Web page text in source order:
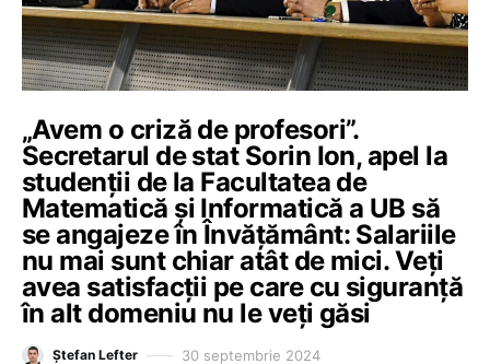
„Avem o criză de profesori”.
Secretarul de stat Sorin Ion, apel la
studenții de la Facultatea de
Matematică și Informatică a UB să
se angajeze în Învățământ: Salariile
nu mai sunt chiar atât de mici. Veți
avea satisfacții pe care cu siguranță
în alt domeniu nu le veți găsi
Ștefan Lefter 30 septembrie 2024